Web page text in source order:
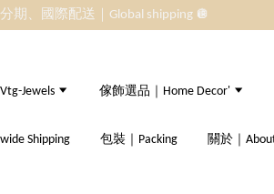
期、國際配送｜Global shipping 🪩
Jewels 傢飾選品｜Home Decor'
Shipping 包裝｜Packing 關於｜